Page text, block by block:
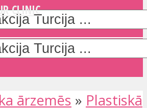
CLINIC
ārzemēs » Plastiskā